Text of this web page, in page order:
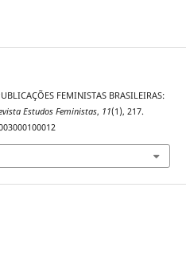
FEMINISTAS BRASILEIRAS:
Estudos Feministas, 11(1), 217.